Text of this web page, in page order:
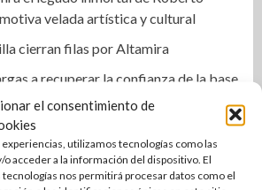
el consentimiento de
utilizamos tecnologías como las
o acceder a la información del dispositivo. El
nos permitirá procesar datos como el
velada artística y cultural
cierran filas por Altamira
a recuperar la confianza de la base
en Tamaulipas
la transformación de la entrada
de Tampico
por embarazo de niña de 11 años